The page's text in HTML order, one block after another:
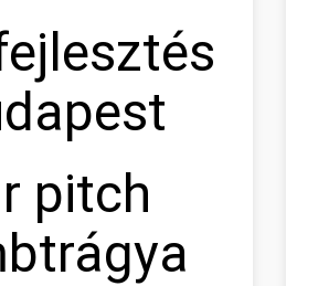
pitch